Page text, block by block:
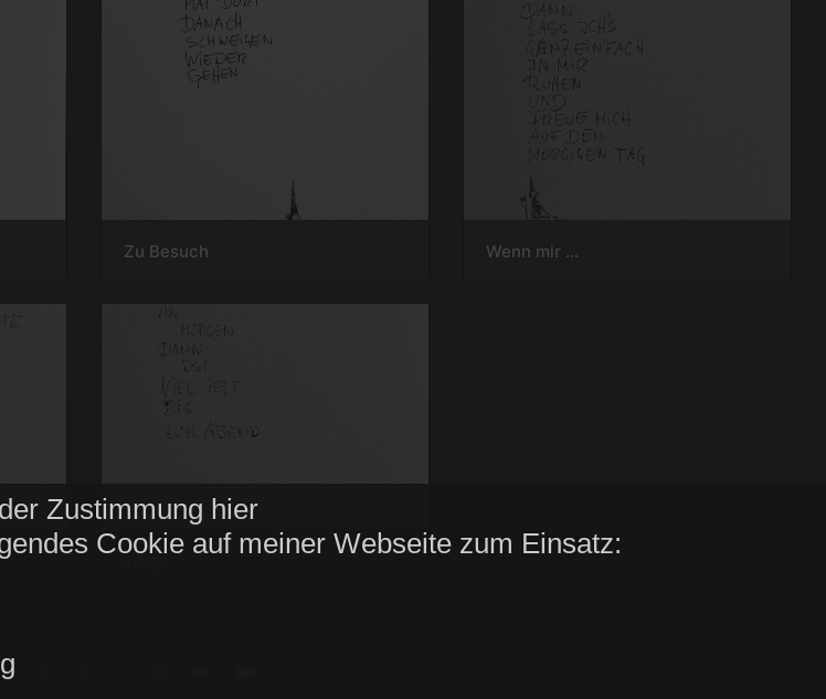
Zustimmung hier
Cookie auf meiner Webseite zum Einsatz:
Zu Besuch Wenn mir ...
1